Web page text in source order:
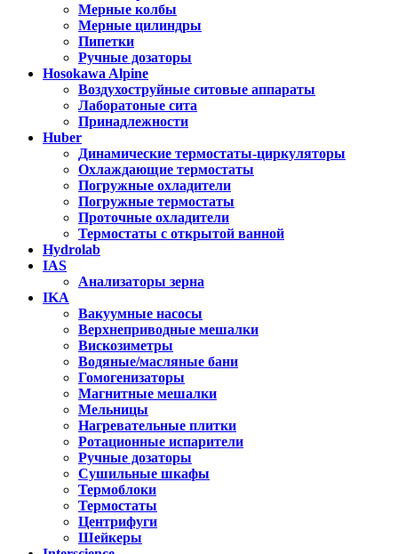
Мерные колбы
Мерные цилиндры
Пипетки
Ручные дозаторы
Hosokawa Alpine
Воздухоструйные ситовые аппараты
Лаборатоные сита
Принадлежности
Huber
Динамические термостаты-циркуляторы
Охлаждающие термостаты
Погружные охладители
Погружные термостаты
Проточные охладители
Термостаты с открытой ванной
Hydrolab
IAS
Анализаторы зерна
IKA
Вакуумные насосы
Верхнеприводные мешалки
Вискозиметры
Водяные/масляные бани
Гомогенизаторы
Магнитные мешалки
Мельницы
Нагревательные плитки
Ротационные испарители
Ручные дозаторы
Сушильные шкафы
Термоблоки
Термостаты
Центрифуги
Шейкеры